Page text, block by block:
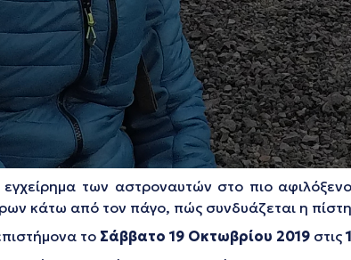
εγχείρημα των αστροναυτών στο πιο
κάτω από τον πάγο, πώς συνδυάζεται η
το Σάββατο 19 Οκτωβρίου 2019 στις